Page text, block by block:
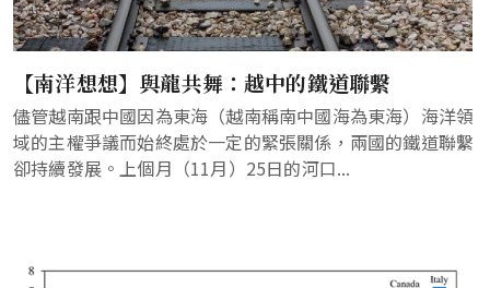
【南洋想想】與龍共舞：越中的鐵道聯繫
儘管越南跟中國因為東海（越南稱南中國海為東海）海洋領
域的主權爭議而始終處於一定的緊張關係，兩國的鐵道聯繫
卻持續發展。上個月（11月）25日的河口...